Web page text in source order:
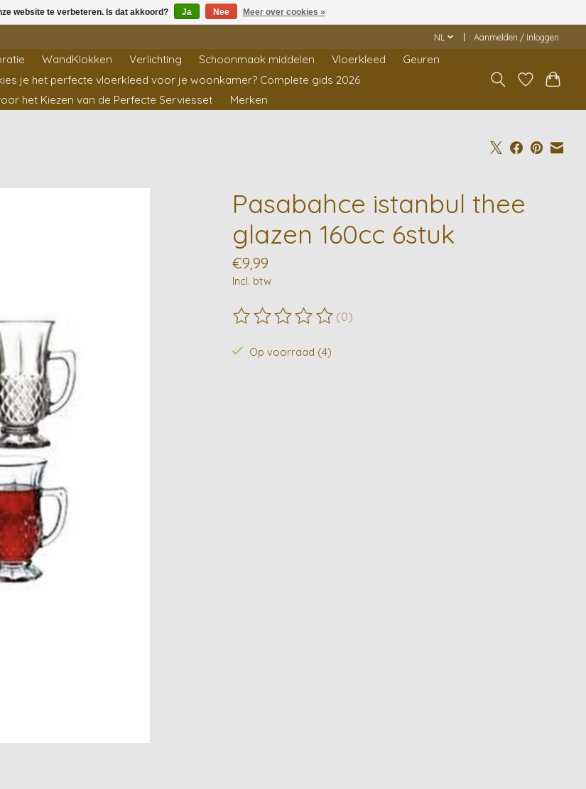
NL Aanmelden / Inloggen
WandKlokken Verlichting Schoonmaak middelen Vloerkleed
Geuren
je het perfecte vloerkleed voor je woonkamer? Complete gids 2026
het Kiezen van de Perfecte Serviesset
Merken
Pasabahce istanbul thee
glazen 160cc 6stuk
€9,99
Incl. btw
De beoordeling van dit product is
(0)
Op voorraad (4)
website te verbeteren. Is dat akkoord? Ja Nee Meer over cookies »